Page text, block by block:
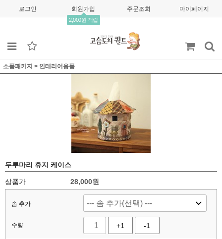
로그인 회원가입
2,000원 적립
주문조회 마이페이지
소품패키지 > 인테리어용품
두루마리 휴지 케이스
상품가 28,000원
솜 추가
수량 +1 -1